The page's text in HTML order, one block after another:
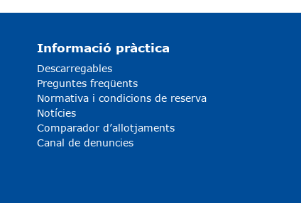
Informació pràctica
Descarregables
Preguntes freqüents
Normativa i condicions de reserva
Notícies
Comparador d’allotjaments
Canal de denuncies